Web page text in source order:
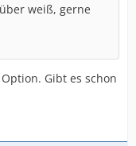
weiß, gerne
Gibt es schon